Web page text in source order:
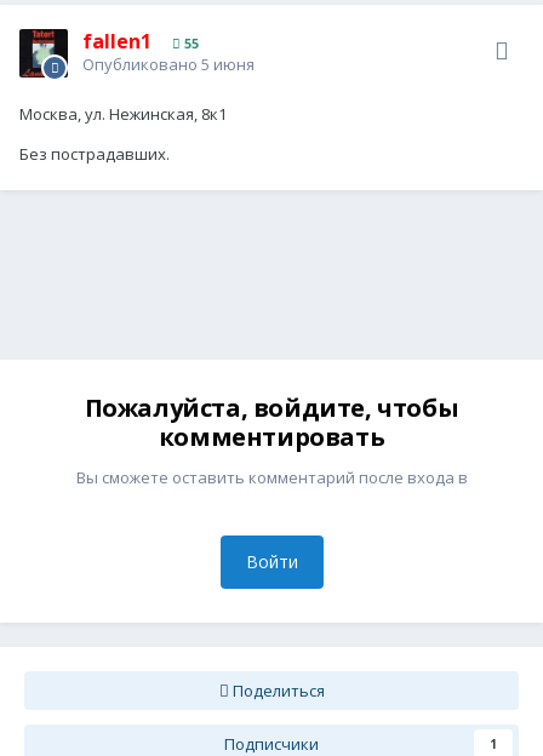
fallen1 55
Опубликовано 5 июня
Москва, ул. Нежинская, 8к1
Без пострадавших.
Пожалуйста, войдите, чтобы
комментировать
Вы сможете оставить комментарий после входа в
Войти
Поделиться
Подписчики 1